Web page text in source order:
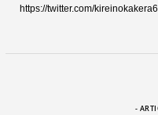
https://twitter.com/kireinokakera6
-